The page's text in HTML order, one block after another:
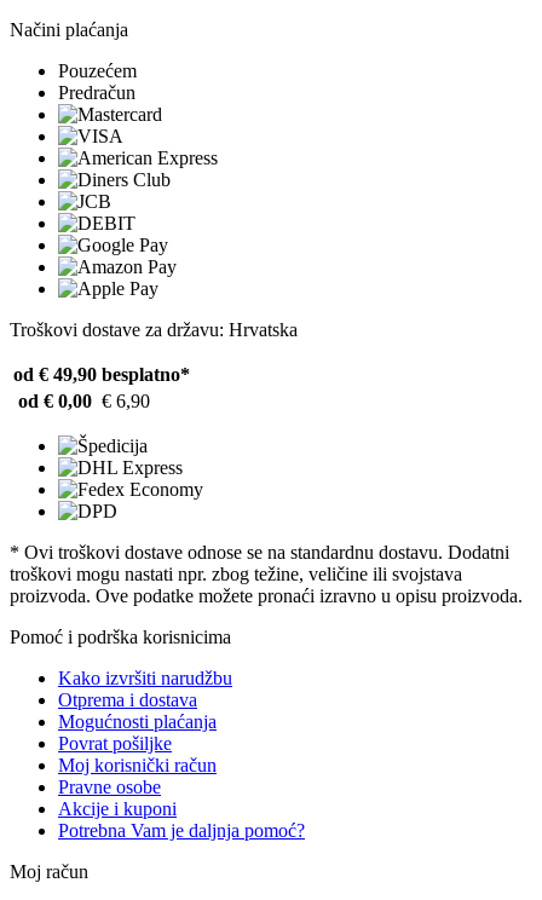
Načini plaćanja
Pouzećem
Predračun
Troškovi dostave za državu: Hrvatska
od € 49,90 besplatno*
od € 0,00 € 6,90
* Ovi troškovi dostave odnose se na standardnu ​​dostavu. Dodatni
troškovi mogu nastati npr. zbog težine, veličine ili svojstava
proizvoda. Ove podatke možete pronaći izravno u opisu proizvoda.
Pomoć i podrška korisnicima
Kako izvršiti narudžbu
Otprema i dostava
Mogućnosti plaćanja
Povrat pošiljke
Moj korisnički račun
Pravne osobe
Akcije i kuponi
Potrebna Vam je daljnja pomoć?
Moj račun